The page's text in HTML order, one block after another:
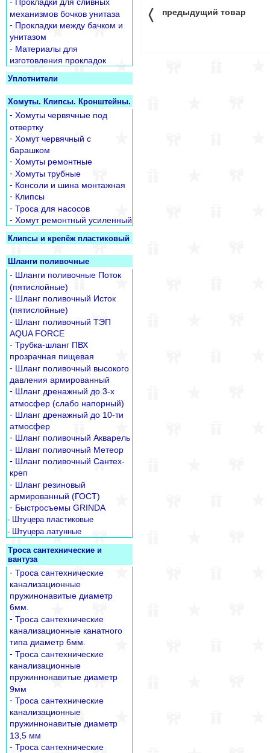
〈 предыдущий товар
Прокладки для сливных
механизмов бочков унитаза
- Прокладки между бачком и
унитазом
- Материалы для
изготовления прокладок
Уплотнители
Хомуты. Клипсы. Кронштейны.
- Хомуты червячные под
отвертку
- Хомут червячный с
барашком
- Хомуты ремонтные
- Хомуты трубные
- Консоли и шина монтажная
- Клипсы
- Троса для насосов
- Хомут ремонтный усиленный
Клипсы и крепёж пластиковый
Шланги поливочные
- Шланги поливочные Поток
(пятислойные)
- Шланг поливочный Исток
(пятислойные)
- Шланг поливочный ТЭП
AQUA FORCE
- Трубка-шланг ПВХ
прозрачная пищевая
- Шланг поливочный высокого
давления армированный
- Шланг дренажный до 3-х
атмосфер (слабо напорный)
- Шланг дренажный до 10-ти
атмосфер
- Шланг поливочный Акварель
- Шланг поливочный Метеор
- Шланг поливочный Сантех-
креп
- Шланг резиновый
армированный (ГОСТ)
- Быстросъемы GRINDA
- Штуцера пластиковые
- Штуцера латунные
Троса сантехнические и
вантуза
- Троса сантехнические
канализационные
пружинонавитые диаметр
6мм.
- Троса сантехнические
канализационные канатного
типа диаметр 6мм.
- Троса сантехнические
канализационные
пружиннонавитые диаметр
9мм
- Троса сантехнические
канализационные
пружиннонавитые диаметр
13,5 мм
- Троса сантехнические